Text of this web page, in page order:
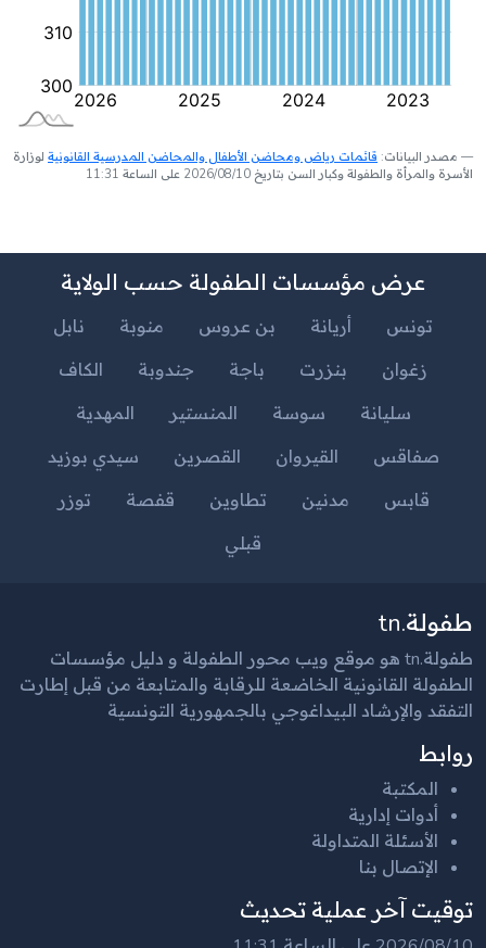
مصدر البيانات: قائمات رياض ومحاضن الأطفال والمحاضن المدرسية القانونية لوزارة
الأسرة والمرأة والطفولة وكبار السن بتاريخ 2026/08/10 على الساعة 11:31
عرض مؤسسات الطفولة حسب الولاية
تونس أريانة بن عروس منوبة
نابل
زغوان
بنزرت باجة جندوبة
الكاف
سليانة
سوسة المنستير
المهدية
صفاقس
القيروان القصرين
سيدي بوزيد
قابس
مدنين تطاوين قفصة
توزر
قبلي
طفولة.tn
طفولة.tn هو موقع ويب محور الطفولة و دليل مؤسسات
الطفولة القانونية الخاضعة للرقابة والمتابعة من قبل إطارت
التفقد والإرشاد البيداغوجي بالجمهورية التونسية
روابط
المكتبة
أدوات إدارية
الأسئلة المتداولة
الإتصال بنا
توقيت آخر عملية تحديث